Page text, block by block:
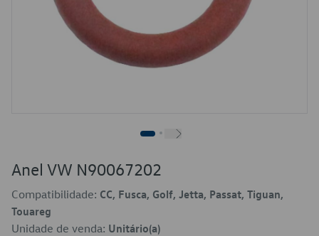
Anel VW N90067202
Compatibilidade: CC, Fusca, Golf, Jetta, Passat, Tiguan,
Touareg
Unidade de venda: Unitário(a)